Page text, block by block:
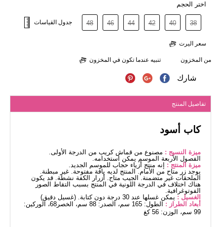
اختر الحجم
38
40
42
44
46
48 جدول القياسات
سعر اليرت
من المخزون تنبيه عندما تكون في المخزون
شارك
تفاصيل المنتج
كاب أسود
ميزة النسيج : مصنوع من قماش كريب من الدرجة الأولى.
الفصول الأربعة الموسم يمكن استخدامه.
ميزة المنتج : إنه منتج أزياء حجاب للموسم الجديد.
يوجد زر متاح من الأمام. المنتج لديه ياقة مفتوحة. غير مبطنة.
الملحقات غير متضمنة. الجيب متاح. أزرار الكفة نشطة. قد يكون
هناك اختلاف في الدرجة اللونية في المنتج بسبب التقاط الصور
الفوتوغرافية.
الغسيل : يمكن غسلها عند 30 درجة دون كتابة. (غسيل دقيق)
أبعاد الطراز :
الطول: 165 سم، الصدر: 88 سم، الخصر68، الوركين:
99 سم، الوزن: 56 كغ